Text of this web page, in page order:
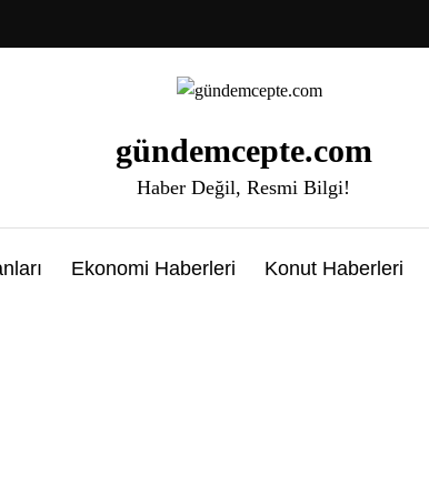
gündemcepte.com
Haber Değil, Resmi Bilgi!
Ekonomi Haberleri Konut Haberleri